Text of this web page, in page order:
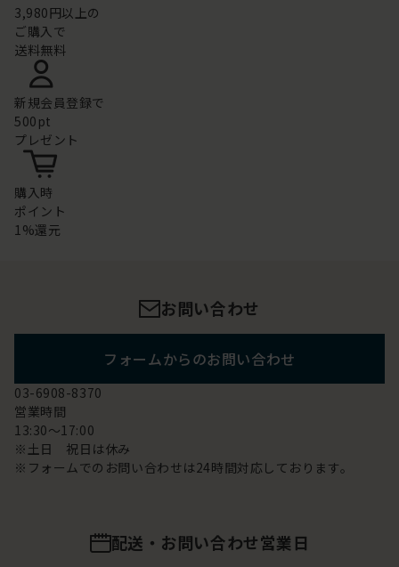
3,980円以上の
ご購入で
送料無料
新規会員登録で
500pt
プレゼント
購入時
ポイント
1%還元
お問い合わせ
フォームからのお問い合わせ
03-6908-8370
営業時間
13:30～17:00
※土日 祝日は休み
※フォームでのお問い合わせは24時間対応しております。
配送・お問い合わせ営業日